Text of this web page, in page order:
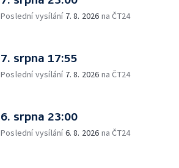
Poslední vysílání 7. 8. 2026 na ČT24
7. srpna 17:55
Poslední vysílání 7. 8. 2026 na ČT24
6. srpna 23:00
Poslední vysílání6. 8. 2026 na ČT24